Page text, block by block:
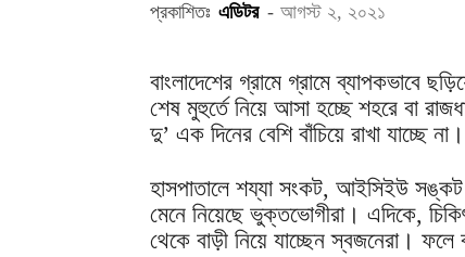
প্রকাশিতঃ এডিটর - আগস্ট ২, ২০২১
বাংলাদেশের গ্রামে গ্রামে ব্যাপকভাবে
শেষ মুহুর্তে নিয়ে আসা হচ্ছে শহরে বা
দু’ এক দিনের বেশি বাঁচিয়ে রাখা যাচ্ছে
হাসপাতালে শয্যা সংকট, আইসিইউ সঙ্কট
মেনে নিয়েছে ভুক্তভোগীরা। এদিকে,
থেকে বাড়ী নিয়ে যাচ্ছেন স্বজনেরা।